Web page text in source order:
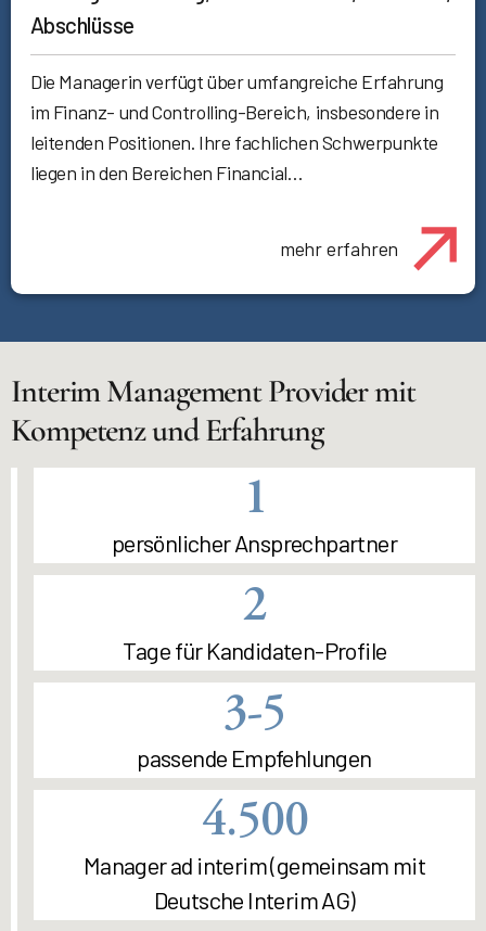
Abschlüsse
Die Managerin verfügt über umfangreiche Erfahrung
im Finanz- und Controlling-Bereich, insbesondere in
leitenden Positionen. Ihre fachlichen Schwerpunkte
liegen in den Bereichen Financial…
mehr erfahren
Interim Management Provider mit
Kompetenz und Erfahrung
1
persönlicher Ansprechpartner
2
Tage für Kandidaten-Profile
3-5
passende Empfehlungen
4.500
Manager ad interim (gemeinsam mit
Deutsche Interim AG)